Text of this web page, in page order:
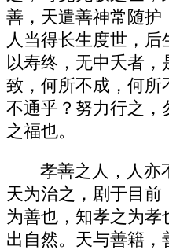
善，天遣善神常随护
人当得长生度世，
以寿终，无中夭者
致，何所不成，何所
不通乎？努力行之，
之福也。
孝善之人，人亦
天为治之，剧于目前
为善也，知孝之为孝
出自然。天与善籍，